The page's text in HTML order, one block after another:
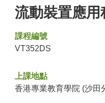
流動裝置應
課程編號
VT352DS
上課地點
香港專業教育學院 (沙田